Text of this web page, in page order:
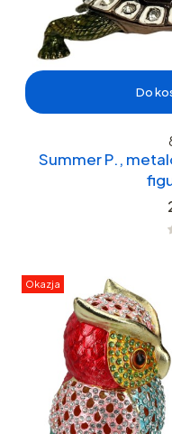
Do
Summer P.,
Okazja